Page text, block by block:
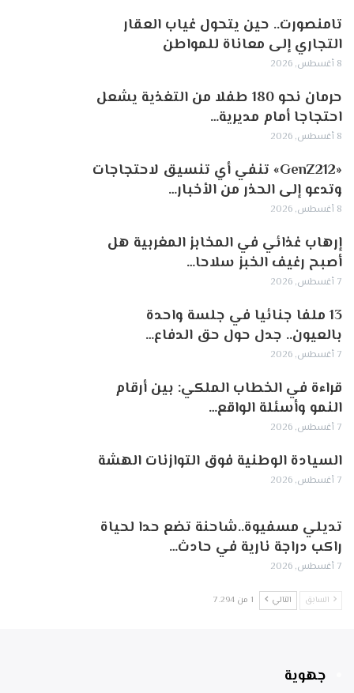
تامنصورت.. حين يتحول غياب العقار
التجاري إلى معاناة للمواطن
8 أغسطس, 2026
حرمان نحو 180 طفلا من التغذية يشعل
احتجاجا أمام مديرية…
8 أغسطس, 2026
«GenZ212» تنفي أي تنسيق لاحتجاجات
وتدعو إلى الحذر من الأخبار…
8 أغسطس, 2026
إرهاب غذائي في المخابز المغربية هل
أصبح رغيف الخبز سلاحا…
7 أغسطس, 2026
13 ملفا جنائيا في جلسة واحدة
بالعيون.. جدل حول حق الدفاع…
7 أغسطس, 2026
قراءة في الخطاب الملكي: بين أرقام
النمو وأسئلة الواقع…
7 أغسطس, 2026
السيادة الوطنية فوق التوازنات الهشة
7 أغسطس, 2026
تديلي مسفيوة..شاحنة تضع حدا لحياة
راكب دراجة نارية في حادث…
7 أغسطس, 2026
السابق التالي 1 من 7٬294
جهوية